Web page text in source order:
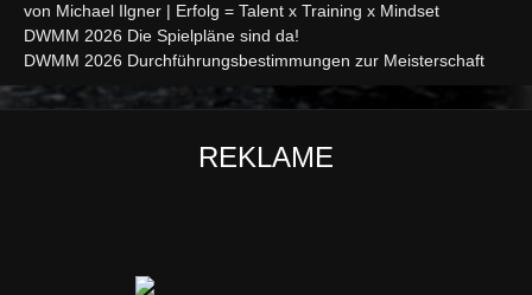
von Michael Ilgner | Erfolg = Talent x Training x Mindset
DWMM 2026 Die Spielpläne sind da!
DWMM 2026 Durchführungsbestimmungen zur Meisterschaft
REKLAME